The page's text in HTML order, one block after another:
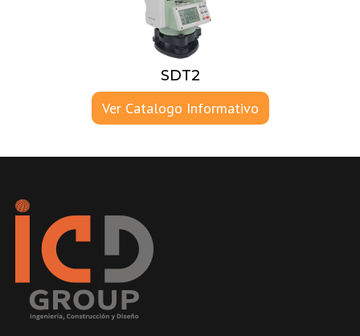
SDT2
Ver Catalogo Informativo